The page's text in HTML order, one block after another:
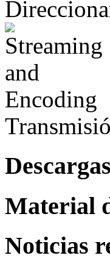
Material
Noticias